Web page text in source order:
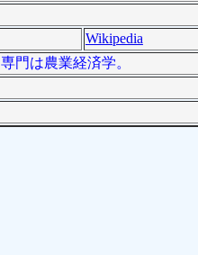
Wikipedia
門は農業経済学。